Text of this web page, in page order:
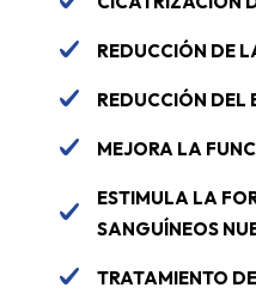
REDUCCIÓN DE
REDUCCIÓN DEL
MEJORA LA
ESTIMULA LA
SANGUÍNEOS
TRATAMIENTO